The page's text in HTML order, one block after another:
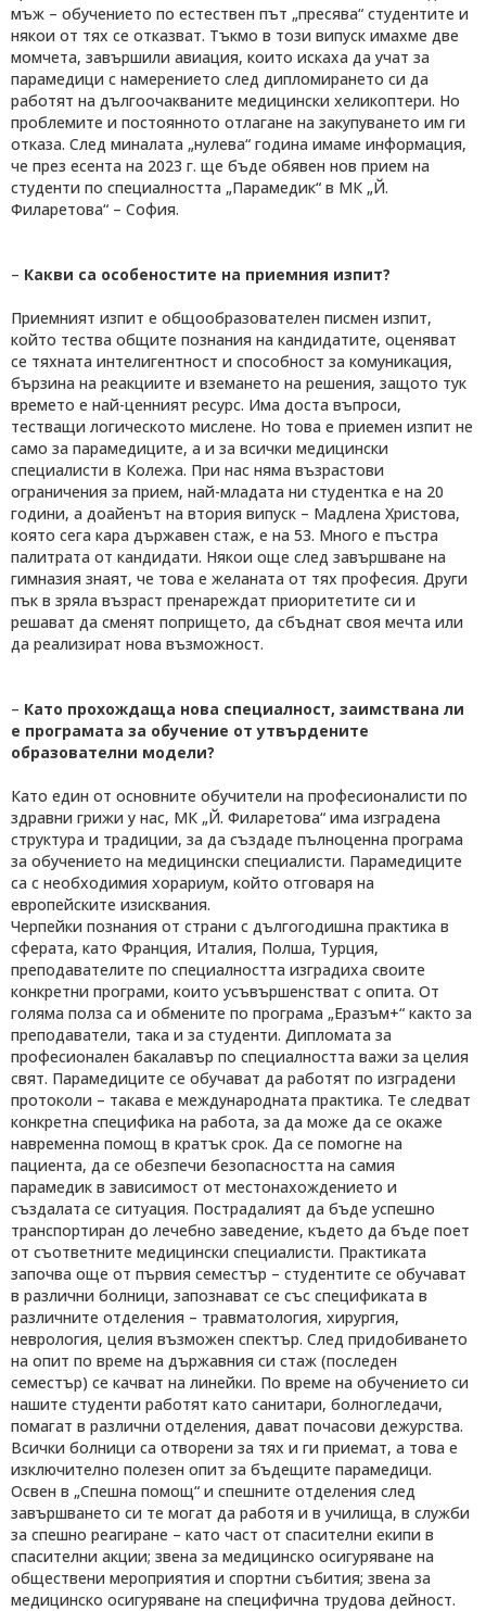
мъж – обучението по естествен път „пресява“ студентите и
някои от тях се отказват. Тъкмо в този випуск имахме две
момчета, завършили авиация, които искаха да учат за
парамедици с намерението след дипломирането си да
работят на дългоочакваните медицински хеликоптери. Но
проблемите и постоянното отлагане на закупуването им ги
отказа. След миналата „нулева“ година имаме информация,
че през есента на 2023 г. ще бъде обявен нов прием на
студенти по специалността „Парамедик“ в МК „Й.
Филаретова“ – София.
– Какви са особеностите на приемния изпит?
Приемният изпит е общообразователен писмен изпит,
който тества общите познания на кандидатите, оценяват
се тяхната интелигентност и способност за комуникация,
бързина на реакциите и вземането на решения, защото тук
времето е най-ценният ресурс. Има доста въпроси,
тестващи логическото мислене. Но това е приемен изпит не
само за парамедиците, а и за всички медицински
специалисти в Колежа. При нас няма възрастови
ограничения за прием, най-младата ни студентка е на 20
години, а доайенът на втория випуск – Мадлена Христова,
която сега кара държавен стаж, е на 53. Много е пъстра
палитрата от кандидати. Някои още след завършване на
гимназия знаят, че това е желаната от тях професия. Други
пък в зряла възраст пренареждат приоритетите си и
решават да сменят попрището, да сбъднат своя мечта или
да реализират нова възможност.
– Като прохождаща нова специалност, заимствана ли
е програмата за обучение от утвърдените
образователни модели?
Като един от основните обучители на професионалисти по
здравни грижи у нас, МК „Й. Филаретова“ има изградена
структура и традиции, за да създаде пълноценна програма
за обучението на медицински специалисти. Парамедиците
са с необходимия хорариум, който отговаря на
европейските изисквания.
Черпейки познания от страни с дългогодишна практика в
сферата, като Франция, Италия, Полша, Турция,
преподавателите по специалността изградиха своите
конкретни програми, които усъвършенстват с опита. От
голяма полза са и обмените по програма „Еразъм+“ както за
преподаватели, така и за студенти. Дипломата за
професионален бакалавър по специалността важи за целия
свят. Парамедиците се обучават да работят по изградени
протоколи – такава е международната практика. Те следват
конкретна специфика на работа, за да може да се окаже
навременна помощ в кратък срок. Да се помогне на
пациента, да се обезпечи безопасността на самия
парамедик в зависимост от местонахождението и
създалата се ситуация. Пострадалият да бъде успешно
транспортиран до лечебно заведение, където да бъде поет
от съответните медицински специалисти. Практиката
започва още от първия семестър – студентите се обучават
в различни болници, запознават се със спецификата в
различните отделения – травматология, хирургия,
неврология, целия възможен спектър. След придобиването
на опит по време на държавния си стаж (последен
семестър) се качват на линейки. По време на обучението си
нашите студенти работят като санитари, болногледачи,
помагат в различни отделения, дават почасови дежурства.
Всички болници са отворени за тях и ги приемат, а това е
изключително полезен опит за бъдещите парамедици.
Освен в „Спешна помощ“ и спешните отделения след
завършването си те могат да работя и в училища, в служби
за спешно реагиране – като част от спасителни екипи в
спасителни акции; звена за медицинско осигуряване на
обществени мероприятия и спортни събития; звена за
медицинско осигуряване на специфична трудова дейност.